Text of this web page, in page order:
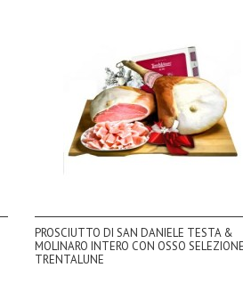
PROSCIUTTO DI SAN DANIELE TESTA &
MOLINARO INTERO CON OSSO SELEZIONE
TRENTALUNE